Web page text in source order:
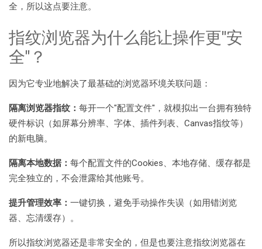
全，所以这点要注意。
指纹浏览器为什么能让操作更"安
全"？
因为它专业地解决了最基础的浏览器环境关联问题：
隔离浏览器指纹： 每开一个"配置文件"，就模拟出一台拥有独特
硬件标识（如屏幕分辨率、字体、插件列表、Canvas指纹等）
的新电脑。
隔离本地数据： 每个配置文件的Cookies、本地存储、缓存都是
完全独立的，不会泄露给其他账号。
提升管理效率： 一键切换，避免手动操作失误（如用错浏览
器、忘清缓存）。
所以指纹浏览器还是非常安全的，但是也要注意指纹浏览器在